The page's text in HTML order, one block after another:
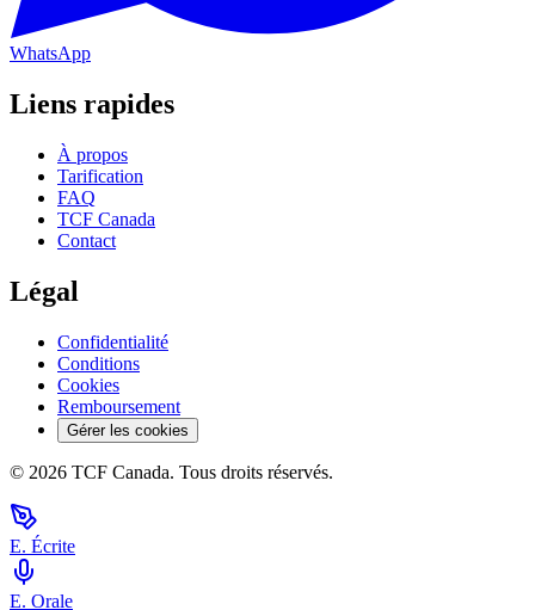
WhatsApp
Liens rapides
À propos
Tarification
FAQ
TCF Canada
Contact
Légal
Confidentialité
Conditions
Cookies
Remboursement
Gérer les cookies
© 2026 TCF Canada. Tous droits réservés.
E. Écrite
E. Orale